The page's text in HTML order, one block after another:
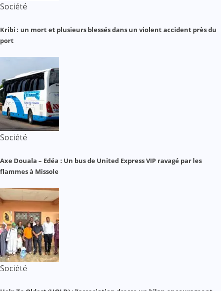
Société
Kribi : un mort et plusieurs blessés dans un violent accident près du
port
Société
Axe Douala – Edéa : Un bus de United Express VIP ravagé par les
flammes à Missole
Société